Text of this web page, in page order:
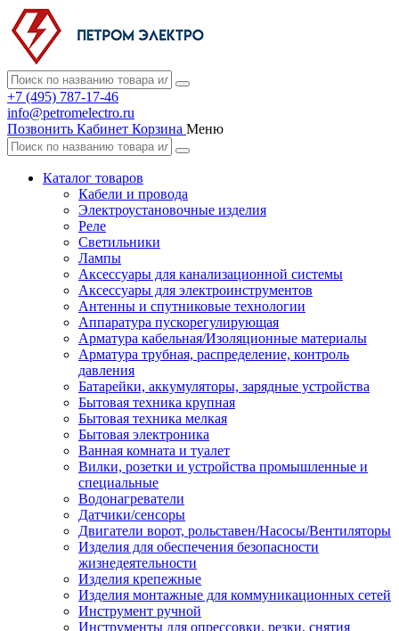
+7 (495) 787-17-46
info@petromelectro.ru
Позвонить Кабинет Корзина Меню
Каталог товаров
Кабели и провода
Электроустановочные изделия
Реле
Светильники
Лампы
Аксессуары для канализационной системы
Аксессуары для электроинструментов
Антенны и спутниковые технологии
Аппаратура пускорегулирующая
Арматура кабельная/Изоляционные материалы
Арматура трубная, распределение, контроль
давления
Батарейки, аккумуляторы, зарядные устройства
Бытовая техника крупная
Бытовая техника мелкая
Бытовая электроника
Ванная комната и туалет
Вилки, розетки и устройства промышленные и
специальные
Водонагреватели
Датчики/сенсоры
Двигатели ворот, рольставен/Насосы/Вентиляторы
Изделия для обеспечения безопасности
жизнедеятельности
Изделия крепежные
Изделия монтажные для коммуникационных сетей
Инструмент ручной
Инструменты для опрессовки, резки, снятия